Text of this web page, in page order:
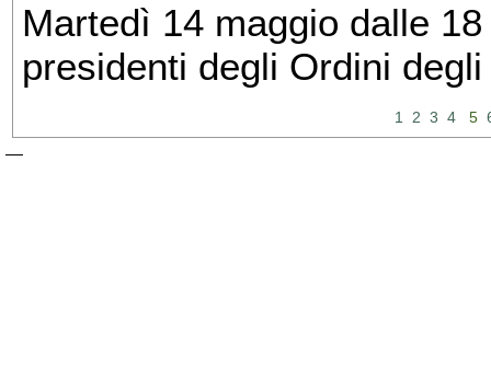
Martedì 14 maggio dalle
presidenti degli Ordini
1 2 3 4 5